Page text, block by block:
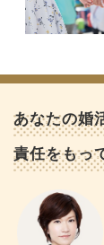
あなたの婚
責任をもっ